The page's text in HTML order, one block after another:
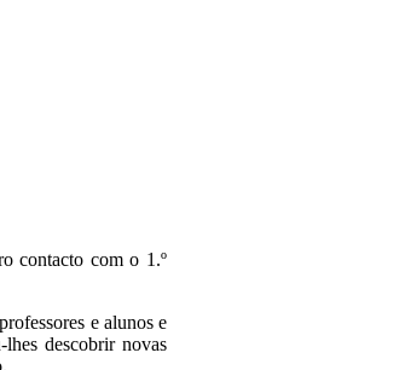
contacto com o 1.º
e alunos e
lhes descobrir novas